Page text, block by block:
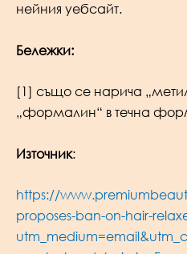
нейния уебсайт.
Бележки:
[1] също се нарича
„формалин“ в течна
Източник:
https://
proposes-ban-on-hair-